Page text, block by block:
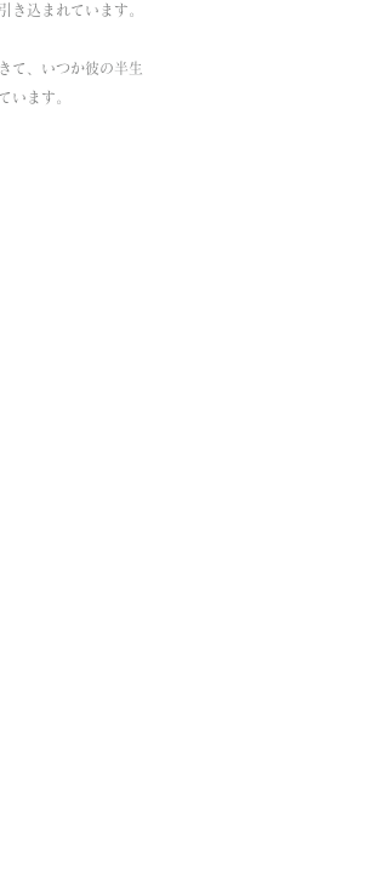
き込まれています。
て、いつか彼の半生
います。